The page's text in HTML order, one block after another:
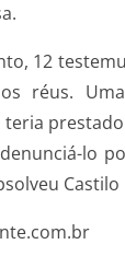
12
réus. Uma
teria
lo
Castilo